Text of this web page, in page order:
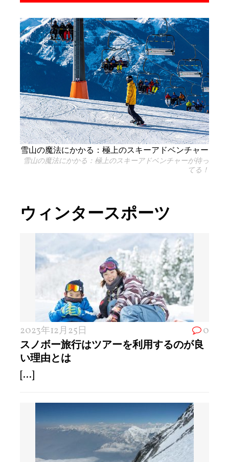
雪山の魔法にかかる：極上のスキーアドベンチャー
雪山の魔法にかかる：極上のスキーアドベンチャーが待っ
てる！
ウィンタースポーツ
2023年12月25日 0
スノボー旅行はツアーを利用するのが良
い理由とは
[...]